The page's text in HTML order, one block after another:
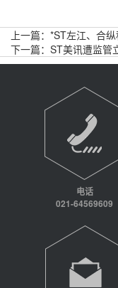
上一篇： *ST左江、合
下一篇： ST美讯遭监管
电话
021-64569609